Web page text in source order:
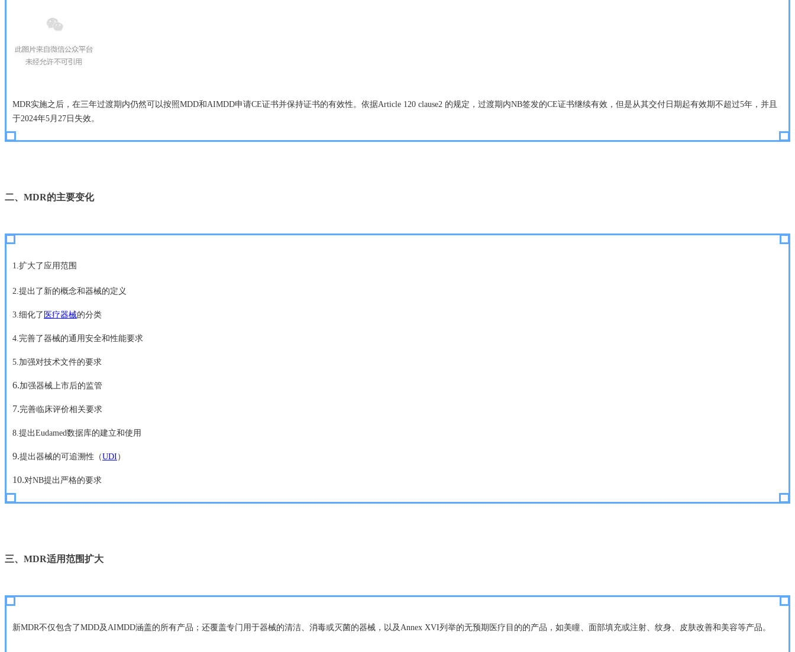
MDR实施之后，在三年过渡期内仍然可以按照MDD和AIMDD申请CE证书并保持证书的有效性。依据Article 120 clause2 的规定，过渡期内NB签发的CE证书继续有效，但是从其交付日期起有效期不超过5年，并且
于2024年5月27日失效。
二、MDR的主要变化
1.扩大了应用范围
2.提出了新的概念和器械的定义
3.细化了 医疗器械的分类
4.完善了器械的通用安全和性能要求
5.加强对技术文件的要求
6.加强器械上市后的监管
7.完善临床评价相关要求
8.提出Eudamed数据库的建立和使用
9.提出器械的可追溯性（UDI ）
10.对NB提出严格的要求
三、 MDR适用范围扩大
新MDR不仅包含了MDD及AIMDD涵盖的所有产品；还覆盖专门用于器械的清洁、消毒或灭菌的器械，以及Annex XVI列举的无预期医疗目的的产品，如美瞳、面部填充或注射、纹身、皮肤改善和美容等产品。